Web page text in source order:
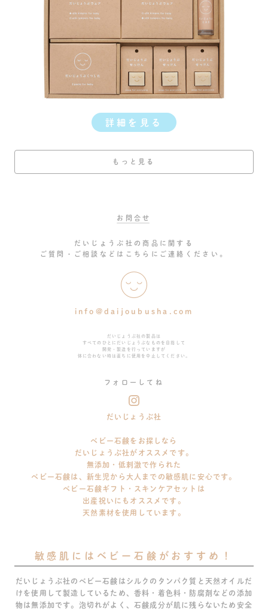
詳細を見る
もっと見る
お問合せ
だいじょうぶ社の商品に関する
ご質問・ご相談などはこちらにご連絡ください。
info@daijoubusha.com
だいじょうぶ社の製品は
すべてのひとにだいじょうぶなものを目指して
開発・製造を行っていますが
体に合わない時は直ちに使用を中止してください。
フォローしてね
だいじょうぶ社
ベビー石鹸をお探しなら
だいじょうぶ社がオススメです。
無添加・低刺激で作られた
ベビー石鹸は、新生児から大人までの敏感肌に安心です。
ベビー石鹸ギフト・スキンケアセットは
出産祝いにもオススメです。
天然素材を使用しています。
敏感肌にはベビー石鹸がおすすめ！
だいじょうぶ社のベビー石鹸はシルクのタンパク質と天然オイルだ
けを使用して製造しているため、香料・着色料・防腐剤などの添加
物は無添加です。泡切れがよく、石鹸成分が肌に残らないため安全